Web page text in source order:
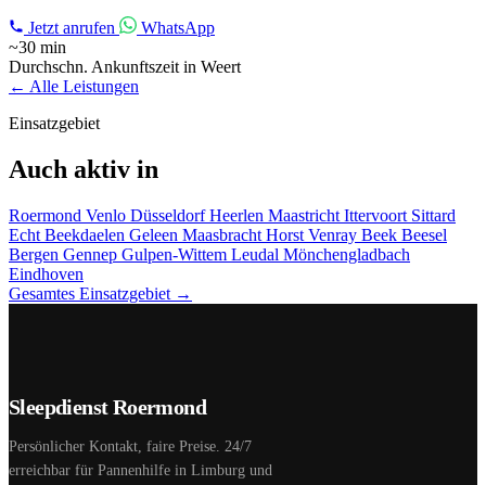
Jetzt anrufen
WhatsApp
~30 min
Durchschn. Ankunftszeit in Weert
← Alle Leistungen
Einsatzgebiet
Auch aktiv in
Roermond Venlo DüsseldorfHeerlen Maastricht Ittervoort Sittard
Echt Beekdaelen Geleen Maasbracht Horst Venray Beek Beesel
Bergen Gennep Gulpen-Wittem Leudal Mönchengladbach
Eindhoven
Gesamtes Einsatzgebiet →
Sleepdienst Roermond
Persönlicher Kontakt, faire Preise. 24/7
erreichbar für Pannenhilfe in Limburg und